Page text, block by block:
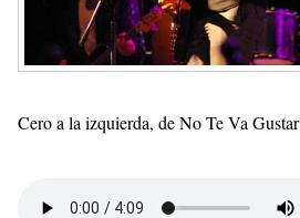
Cero a la izquierda, de No Te Va Gustar